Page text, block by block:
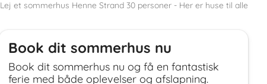
Lej et sommerhus Henne Strand 30 personer - Her er huse til alle
Book dit sommerhus nu
Book dit sommerhus nu og få en fantastisk
ferie med både oplevelser og afslapning.